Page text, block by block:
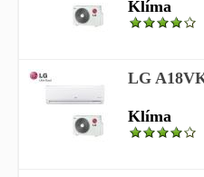
Klíma
LG
Klíma